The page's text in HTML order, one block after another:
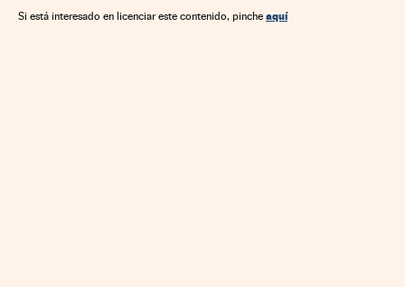
Si está interesado en licenciar este contenido, pinche aquí